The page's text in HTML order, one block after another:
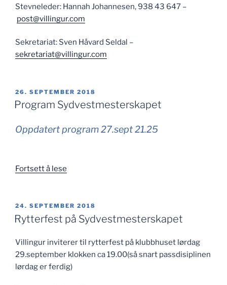
Stevneleder: Hannah Johannesen, 938 43 647 –
post@villingur.com
Sekretariat: Sven Håvard Seldal –
sekretariat@villingur.com
PUBLISERT
26. SEPTEMBER 2018
Program Sydvestmesterskapet
Oppdatert program 27.sept 21.25
Fortsett å lese
PUBLISERT
24. SEPTEMBER 2018
Rytterfest på Sydvestmesterskapet
Villingur inviterer til rytterfest på klubbhuset lørdag
29.september klokken ca 19.00(så snart passdisiplinen
lørdag er ferdig)